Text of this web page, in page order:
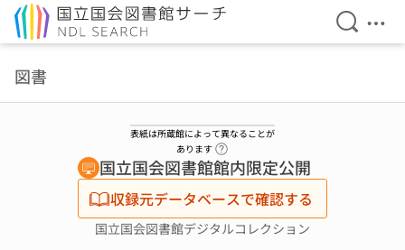
検索を
メ
図書
表紙は所蔵館によって異なることが
あります
国立国会図書館館内限定公開
収録元データベースで確認する
国立国会図書館デジタルコレクション